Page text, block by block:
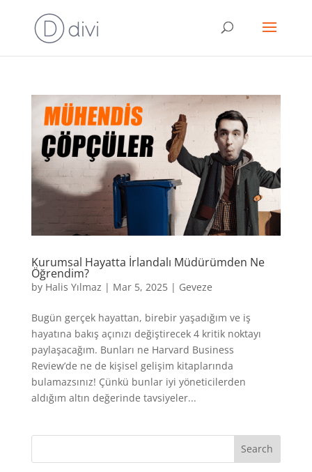
Kurumsal Hayatta İrlandalı Müdürümden Ne
Öğrendim?
by Halis Yılmaz | Mar 5, 2025| Geveze
Bugün gerçek hayattan, birebir yaşadığım ve iş
hayatına bakış açınızı değiştirecek 4 kritik noktayı
paylaşacağım. Bunları ne Harvard Business
Review’de ne de kişisel gelişim kitaplarında
bulamazsınız! Çünkü bunlar iyi yöneticilerden
aldığım altın değerinde tavsiyeler...